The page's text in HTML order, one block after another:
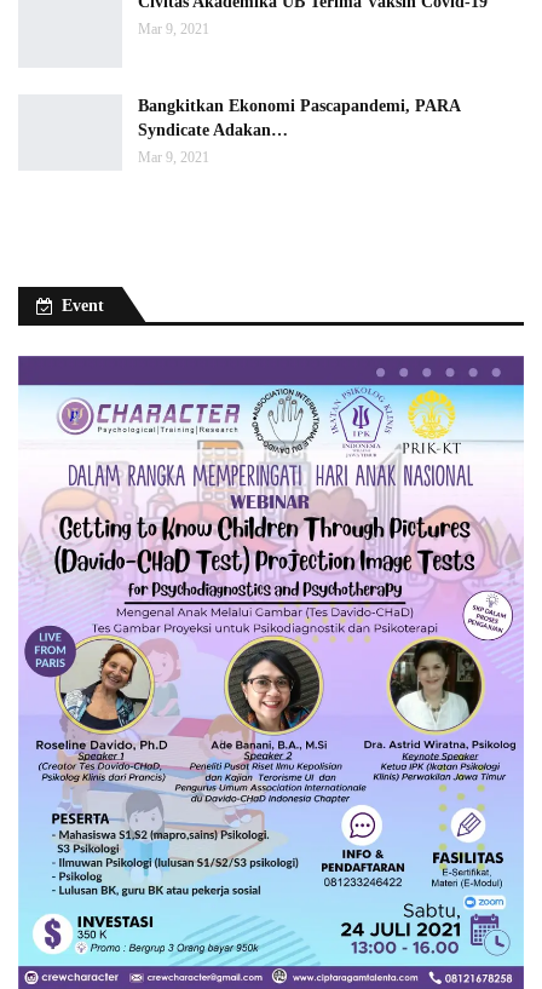
Mar 9, 2021
Bangkitkan Ekonomi Pascapandemi, PARA
Syndicate Adakan…
Mar 9, 2021
Event